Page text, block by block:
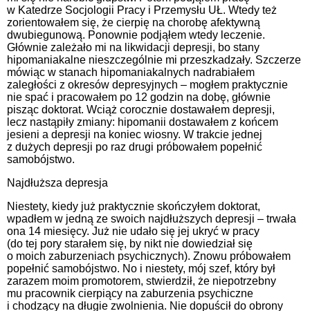
w Katedrze Socjologii Pracy i Przemysłu UŁ. Wtedy też
zorientowałem się, że cierpię na chorobę afektywną
dwubiegunową. Ponownie podjąłem wtedy leczenie.
Głównie zależało mi na likwidacji depresji, bo stany
hipomaniakalne nieszczególnie mi przeszkadzały. Szczerze
mówiąc w stanach hipomaniakalnych nadrabiałem
zaległości z okresów depresyjnych – mogłem praktycznie
nie spać i pracowałem po 12 godzin na dobę, głównie
pisząc doktorat. Wciąż corocznie dostawałem depresji,
lecz nastąpiły zmiany: hipomanii dostawałem z końcem
jesieni a depresji na koniec wiosny. W trakcie jednej
z dużych depresji po raz drugi próbowałem popełnić
samobójstwo.
Najdłuższa depresja
Niestety, kiedy już praktycznie skończyłem doktorat,
wpadłem w jedną ze swoich najdłuższych depresji – trwała
ona 14 miesięcy. Już nie udało się jej ukryć w pracy
(do tej pory starałem się, by nikt nie dowiedział się
o moich zaburzeniach psychicznych). Znowu próbowałem
popełnić samobójstwo. No i niestety, mój szef, który był
zarazem moim promotorem, stwierdził, że niepotrzebny
mu pracownik cierpiący na zaburzenia psychiczne
i chodzący na długie zwolnienia. Nie dopuścił do obrony